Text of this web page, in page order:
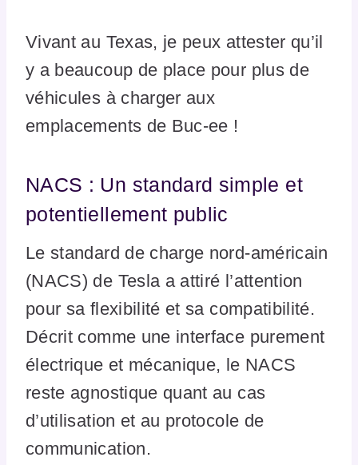
Vivant au Texas, je peux attester qu’il
y a beaucoup de place pour plus de
véhicules à charger aux
emplacements de Buc-ee !
NACS : Un standard simple et
potentiellement public
Le standard de charge nord-américain
(NACS) de Tesla a attiré l’attention
pour sa flexibilité et sa compatibilité.
Décrit comme une interface purement
électrique et mécanique, le NACS
reste agnostique quant au cas
d’utilisation et au protocole de
communication.